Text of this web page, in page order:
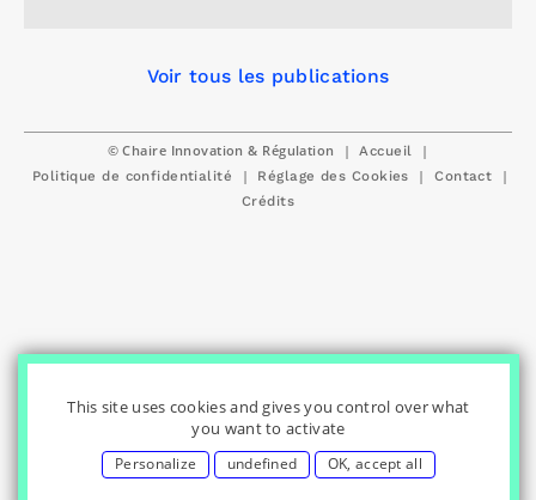
Voir tous les publications
© Chaire Innovation & Régulation | Accueil |
Politique de confidentialité | Réglage des Cookies | Contact |
Crédits
This site uses cookies and gives you control over what
you want to activate
Personalize undefined OK, accept all